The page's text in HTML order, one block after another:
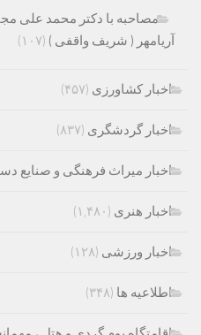
مصاحبه با دکتر محمد علی
آریامهر ( شریف واقفی ) (۱۰۷)
اخبار کشاورزی (۴۵۷)
اخبار گردشگری (۸۳۷)
اخبار میراث فرهنگی و صنایع
اخبار هنری (۱,۴۸۰)
اخبار ورزشی (۱۲۸)
اطلاعیه ها (۳۴۸)